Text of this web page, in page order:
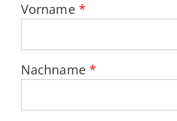
Vorname *
Nachname *